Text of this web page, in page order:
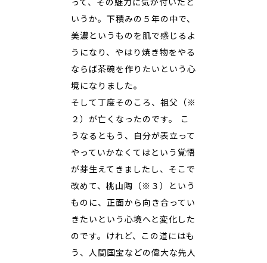
いうか。下積みの５年の中で、
美濃というものを肌で感じるよ
うになり、やはり焼き物をやる
ならば茶碗を作りたいという心
境になりました。
そして丁度そのころ、祖父（※
２）が亡くなったのです。 こ
うなるともう、自分が表立って
やっていかなくてはという覚悟
が芽生えてきましたし、そこで
改めて、桃山陶（※３）という
ものに、正面から向き合ってい
きたいという心境へと変化した
のです。けれど、この道にはも
う、人間国宝などの偉大な先人